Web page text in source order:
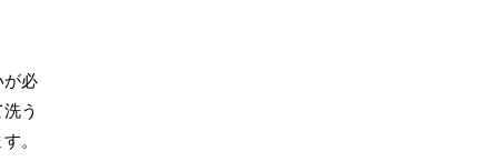
が必
う
。